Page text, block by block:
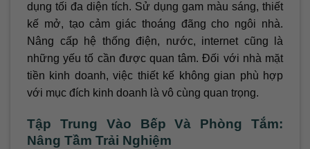
dụng tối đa diện tích. Sử dụng gam màu sáng, thiết
kế mở, tạo cảm giác thoáng đãng cho ngôi nhà.
Nâng cấp hệ thống điện, nước, internet cũng là
những yếu tố cần được quan tâm. Đối với nhà mặt
tiền kinh doanh, việc thiết kế không gian phù hợp
với mục đích kinh doanh là vô cùng quan trọng.
Tập Trung Vào Bếp Và Phòng Tắm:
Nâng Tầm Trải Nghiệm